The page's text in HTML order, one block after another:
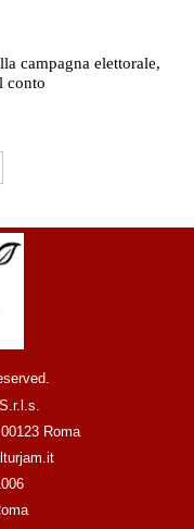
campagna elettorale,
conto
Roma